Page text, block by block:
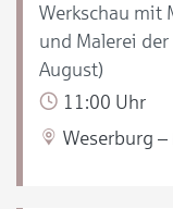
Werkschau mit
und Malerei
August)
11:00 Uhr
Weserburg